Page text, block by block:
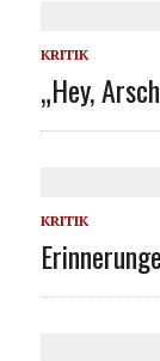
KRITIK
„Hey,
KRITIK